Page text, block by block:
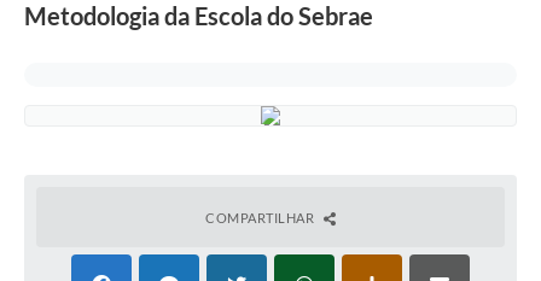
Metodologia da Escola do Sebrae
COMPARTILHAR